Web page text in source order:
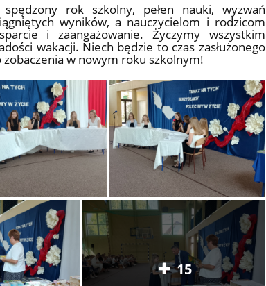
rok szkolny, pełen nauki, wyzwań
wyników, a nauczycielom i rodzicom
i zaangażowanie. Życzymy wszystkim
wakacji. Niech będzie to czas zasłużonego
w nowym roku szkolnym!
15